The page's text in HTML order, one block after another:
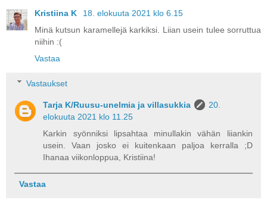
Kristiina K
18. elokuuta 2021 klo 6.15
Minä kutsun karamellejä karkiksi. Liian usein tulee sorruttua
niihin :(
Vastaa
Vastaukset
Tarja K/Ruusu-unelmia ja villasukkia
20.
elokuuta 2021 klo 11.25
Karkin syönniksi lipsahtaa minullakin vähän liiankin
usein. Vaan josko ei kuitenkaan paljoa kerralla ;D
Ihanaa viikonloppua, Kristiina!
Vastaa